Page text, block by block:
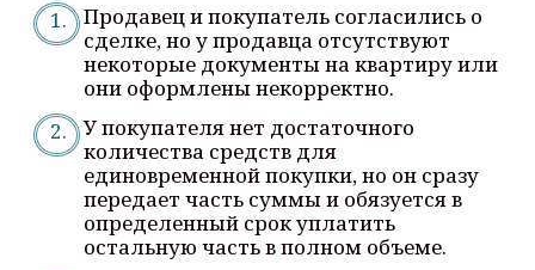
Продавец и покупатель согласились о
сделке, но у продавца отсутствуют
некоторые документы на квартиру или
они оформлены некорректно.
У покупателя нет достаточного
количества средств для
единовременной покупки, но он сразу
передает часть суммы и обязуется в
определенный срок уплатить
остальную часть в полном объеме.